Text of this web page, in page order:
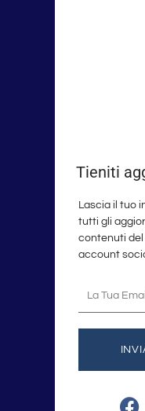
Tieniti
Lascia il tuo
tutti gli
contenuti del
account
F